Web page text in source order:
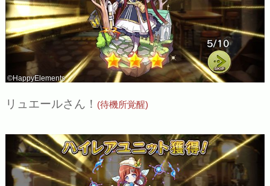
©HappyElements
リュエールさん！ (待機所覚醒)